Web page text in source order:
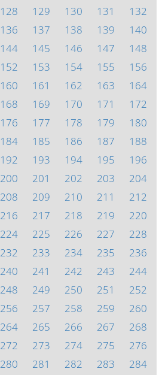
128 129 130 131
132
136 137 138 139
140
144 145 146 147
148
152 153 154 155
156
160 161 162 163
164
168 169 170 171
172
176 177 178 179
180
184 185 186 187
188
192 193 194 195
196
200 201 202 203
204
208 209 210 211
212
216 217 218 219
220
224 225 226 227
228
232 233 234 235
236
240 241 242 243
244
248 249 250 251
252
256 257 258 259
260
264 265 266 267
268
272 273 274 275
276
280 281 282 283
284